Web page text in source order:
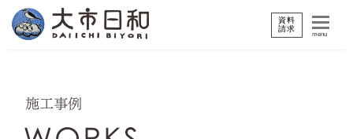
資料
請求
menu